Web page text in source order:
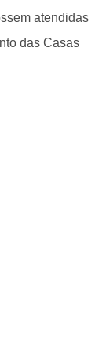
atendidas
das Casas